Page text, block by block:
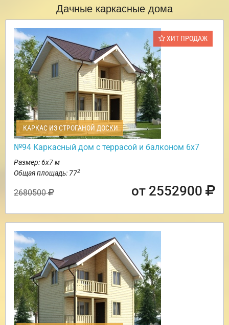
Дачные каркасные дома
ХИТ ПРОДАЖ
КАРКАС ИЗ СТРОГАНОЙ ДОСКИ
№94 Каркасный дом с террасой и балконом 6х7
Размер: 6х7 м
Общая площадь: 772
2680500 от 2552900